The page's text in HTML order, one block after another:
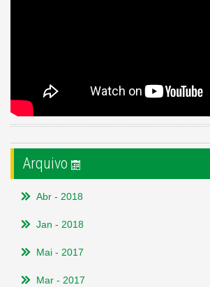
Arquivo
Abr - 2018
Jan - 2018
Mai - 2017
Mar - 2017